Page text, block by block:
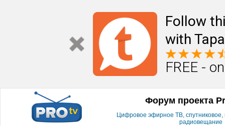
Follow
with
FREE -
Форум проекта
Цифровое эфирное ТВ, спутниковое,
радиовещание